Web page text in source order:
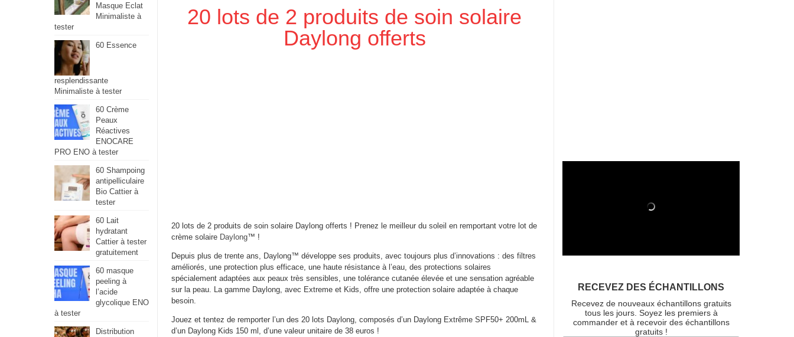
20 lots de 2 produits de soin solaire
Daylong offerts
20 lots de 2 produits de soin solaire Daylong offerts ! Prenez le meilleur du soleil en remportant votre lot de
crème solaire Daylong™ !
Depuis plus de trente ans, Daylong™ développe ses produits, avec toujours plus d’innovations : des filtres
améliorés, une protection plus efficace, une haute résistance à l’eau, des protections solaires
spécialement adaptées aux peaux très sensibles, une tolérance cutanée élevée et une sensation agréable
sur la peau. La gamme Daylong, avec Extreme et Kids, offre une protection solaire adaptée à chaque
besoin.
Jouez et tentez de remporter l’un des 20 lots Daylong, composés d’un Daylong Extrême SPF50+ 200mL &
d’un Daylong Kids 150 ml, d’une valeur unitaire de 38 euros !
Masque Eclat
Minimaliste à
tester
60 Essence
resplendissante
Minimaliste à tester
60 Crème
Peaux
Réactives
ENOCARE
PRO ENO à tester
60 Shampoing
antipelliculaire
Bio Cattier à
tester
60 Lait
hydratant
Cattier à tester
gratuitement
60 masque
peeling à
l’acide
glycolique ENO
à tester
Distribution
RECEVEZ DES ÉCHANTILLONS
Recevez de nouveaux échantillons gratuits
tous les jours. Soyez les premiers à
commander et à recevoir des échantillons
gratuits !